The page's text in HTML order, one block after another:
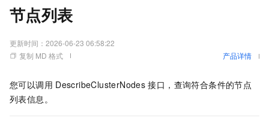
节点列表
更新时间： 2026-06-23 06:58:22
复制 MD 格式
产品详情
您可以调用 DescribeClusterNodes 接口，查询符合条件的节点
列表信息。